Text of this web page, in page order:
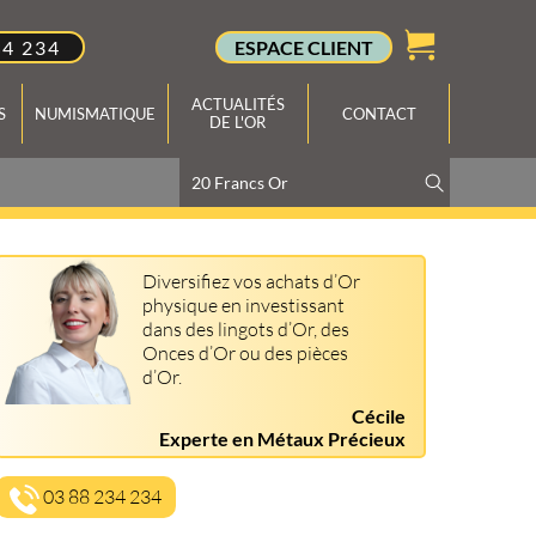
234 ESPACE CLIENT
NUMISMATIQUE
ACTUALITÉS
DE L'OR
CONTACT
Diversifiez vos achats d’Or
physique en investissant
dans des lingots d’Or, des
Onces d’Or ou des pièces
d’Or.
Cécile
Experte en Métaux Précieux
03 88 234 234